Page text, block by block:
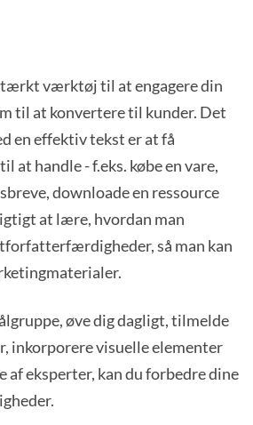
værktøj til at engagere din
til at konvertere til kunder. Det
en effektiv tekst er at få
at handle - f.eks. købe en vare,
downloade en ressource
at lære, hvordan man
så man kan
øve dig dagligt, tilmelde
inkorporere visuelle elementer
af eksperter, kan du forbedre dine